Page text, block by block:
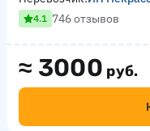
≈ 3000 руб.
4.1 746 отзывов